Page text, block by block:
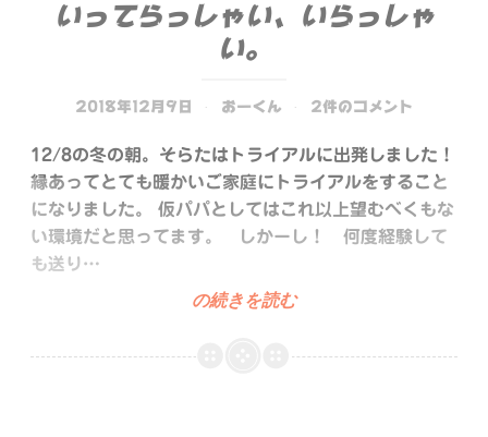
ー
す
いってらっしゃい、いらっしゃ
い。
2018年12月9日 おーくん 2件のコメント
12/8の冬の朝。そらたはトライアルに出発しました！
縁あってとても暖かいご家庭にトライアルをすること
になりました。 仮パパとしてはこれ以上望むべくもな
い環境だと思ってます。 しかーし！ 何度経験して
も送り…
い
て
の続きを読む